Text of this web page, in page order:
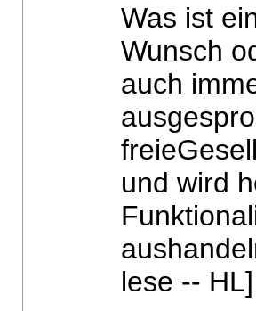
Was ist
Wunsch
auch
und wird
lese -- HL]